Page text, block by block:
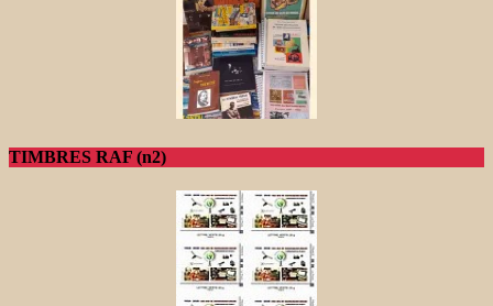
TIMBRES RAF (n2)